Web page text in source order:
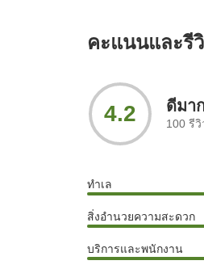
คะแนนและรี
4.2 ดีมา
100 รีวิ
ทำเล
สิ่งอำนวยความสะดวก
บริการและพนักงาน